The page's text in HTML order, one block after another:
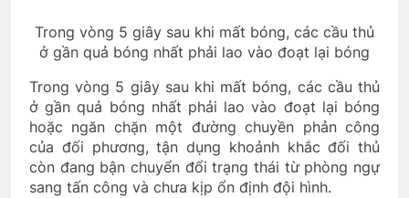
Trong vòng 5 giây sau khi mất bóng, các cầu thủ
ở gần quả bóng nhất phải lao vào đoạt lại bóng
Trong vòng 5 giây sau khi mất bóng, các cầu thủ
ở gần quả bóng nhất phải lao vào đoạt lại bóng
hoặc ngăn chặn một đường chuyền phản công
của đối phương, tận dụng khoảnh khắc đối thủ
còn đang bận chuyển đổi trạng thái từ phòng ngự
sang tấn công và chưa kịp ổn định đội hình.